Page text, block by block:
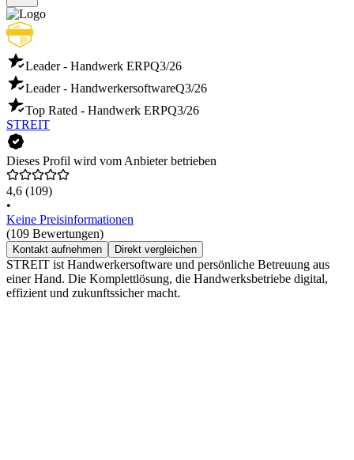
Leader - Handwerk ERPQ3/26
Leader - HandwerkersoftwareQ3/26
Top Rated - Handwerk ERPQ3/26
STREIT
Dieses Profil wird vom Anbieter betrieben
4,6 (109)
•
Keine Preisinformationen
(109 Bewertungen)
Kontakt aufnehmen Direkt vergleichen
STREIT ist Handwerkersoftware und persönliche Betreuung aus
einer Hand. Die Komplettlösung, die Handwerksbetriebe digital,
effizient und zukunftssicher macht.